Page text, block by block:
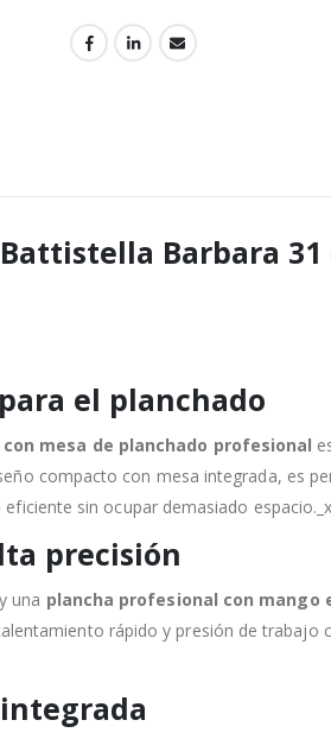
Barbara
el planchado
mesa de planchado profesional
compacto con mesa integrada, es
sin ocupar demasiado
precisión
y una plancha profesional con mango
rápido y presión de